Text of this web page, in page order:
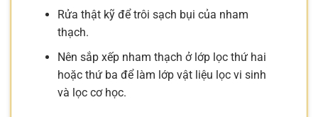
Rửa thật kỹ để trôi sạch bụi của nham
thạch.
Nên sắp xếp nham thạch ở lớp lọc thứ hai
hoặc thứ ba để làm lớp vật liệu lọc vi sinh
và lọc cơ học.